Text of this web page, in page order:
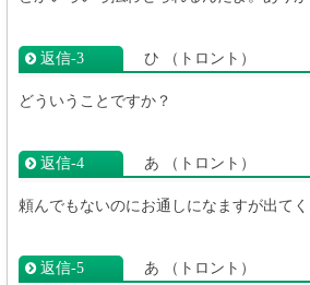
返信‐3 ひ （トロント）
どういうことですか？
返信‐4 あ （トロント）
頼んでもないのにお通しになますが出てく
返信‐5 あ （トロント）